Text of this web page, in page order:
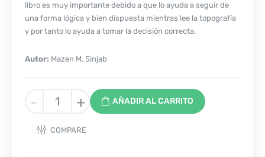
libro es muy importante debido a que lo ayuda a seguir de
una forma lógica y bien dispuesta mientras lee la topografía
y por tanto lo ayuda a tomar la decisión correcta.
Autor: Mazen M. Sinjab
-
Lectura
la
Topografia
+ AÑADIR AL CARRITO
COMPARE